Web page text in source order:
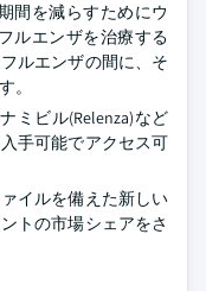
間を減らすためにウ
ルエンザを治療する
ルエンザの間に、そ
。
ミビル(Relenza)など
手可能でアクセス可
イルを備えた新しい
トの市場シェアをさ